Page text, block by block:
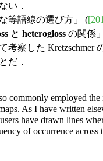
い．
等語線の選び方」 (
と heterogloss の関係
察した
だ．
commonly employed
As I have written
have drawn lines
of occurrence